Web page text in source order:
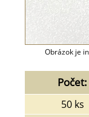
Obrázok je
Počet:
50 ks